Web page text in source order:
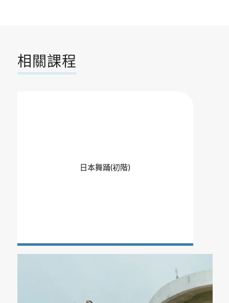
相關課程
日本舞踊(初階)